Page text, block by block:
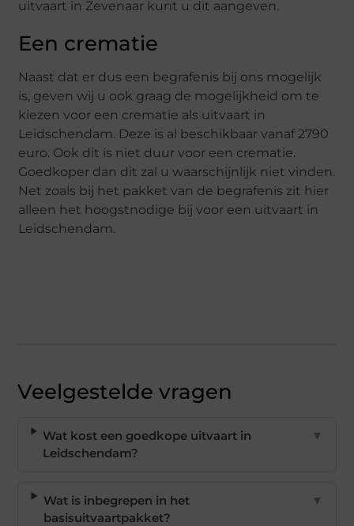
uitvaart in Zevenaar kunt u dit aangeven.
Een crematie
Naast dat er dus een begrafenis bij ons mogelijk
is, geven wij u ook graag de mogelijkheid om te
kiezen voor een crematie als uitvaart in
Leidschendam. Deze is al beschikbaar vanaf 2790
euro. Ook dit is niet duur voor een crematie.
Goedkoper dan dit zal u waarschijnlijk niet vinden.
Net zoals bij het pakket van de begrafenis zit hier
alleen het hoogstnodige bij voor een uitvaart in
Leidschendam.
Veelgestelde vragen
Wat kost een goedkope uitvaart in
Leidschendam?
▼
Wat is inbegrepen in het
basisuitvaartpakket?
▼